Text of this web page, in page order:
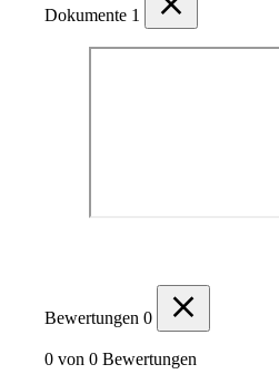
Dokumente 1
Bewertungen 0
0 von 0 Bewertungen